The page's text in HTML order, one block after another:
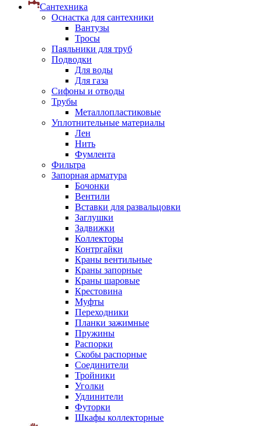
Сантехника
Оснастка для сантехники
Вантузы
Тросы
Паяльники для труб
Подводки
Для воды
Для газа
Сифоны и отводы
Трубы
Металлопластиковые
Уплотнительные материалы
Лен
Нить
Фумлента
Фильтра
Запорная арматура
Бочонки
Вентили
Вставки для развальцовки
Заглушки
Задвижки
Коллекторы
Контргайки
Краны вентильные
Краны запорные
Краны шаровые
Крестовина
Муфты
Переходники
Планки зажимные
Пружины
Распорки
Скобы распорные
Соединители
Тройники
Уголки
Удлинители
Футорки
Шкафы коллекторные